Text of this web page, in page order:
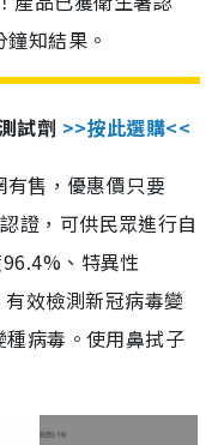
知結果。
試劑 >>按此選購<<
售，優惠價只要
證，可供民眾進行自
、特異性
效檢測新冠病毒變
病毒。使用鼻拭子